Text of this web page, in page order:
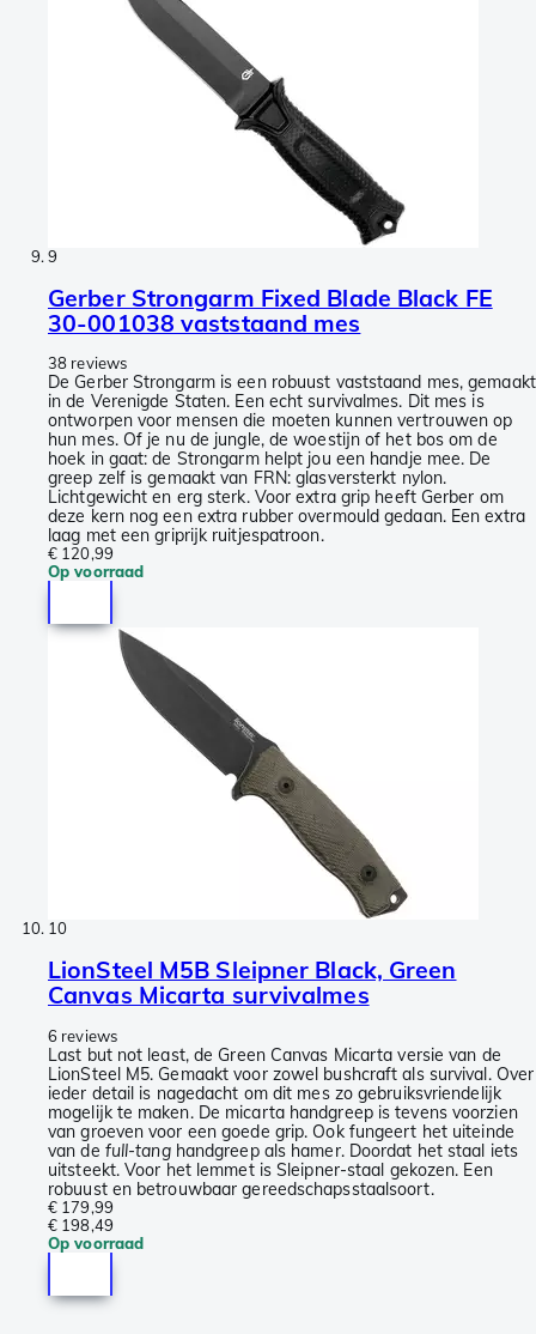
9
Gerber Strongarm Fixed Blade Black FE
30-001038 vaststaand mes
38 reviews
De Gerber Strongarm is een robuust vaststaand mes, gemaakt
in de Verenigde Staten. Een echt survivalmes. Dit mes is
ontworpen voor mensen die moeten kunnen vertrouwen op
hun mes. Of je nu de jungle, de woestijn of het bos om de
hoek in gaat: de Strongarm helpt jou een handje mee. De
greep zelf is gemaakt van FRN: glasversterkt nylon.
Lichtgewicht en erg sterk. Voor extra grip heeft Gerber om
deze kern nog een extra rubber overmould gedaan. Een extra
laag met een griprijk ruitjespatroon.
€ 120,99
Op voorraad
10
LionSteel M5B Sleipner Black, Green
Canvas Micarta survivalmes
6 reviews
Last but not least, de Green Canvas Micarta versie van de
LionSteel M5. Gemaakt voor zowel bushcraft als survival. Over
ieder detail is nagedacht om dit mes zo gebruiksvriendelijk
mogelijk te maken. De micarta handgreep is tevens voorzien
van groeven voor een goede grip. Ook fungeert het uiteinde
van de full-tanghandgreep als hamer. Doordat het staal iets
uitsteekt. Voor het lemmet is Sleipner-staal gekozen. Een
robuust en betrouwbaar gereedschapsstaalsoort.
€ 179,99
€ 198,49
Op voorraad